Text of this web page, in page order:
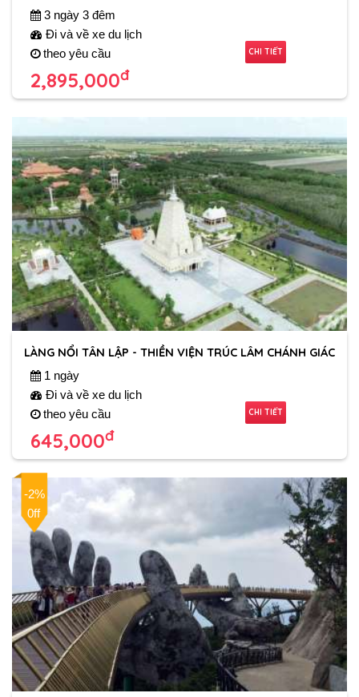
3 ngày 3 đêm
Đi và về xe du lịch
theo yêu cầu
2,895,000đ
CHI TIẾT
LÀNG NỔI TÂN LẬP - THIỀN VIỆN TRÚC LÂM CHÁNH GIÁC
1 ngày
Đi và về xe du lịch
theo yêu cầu
645,000đ
CHI TIẾT
-2%
0ff